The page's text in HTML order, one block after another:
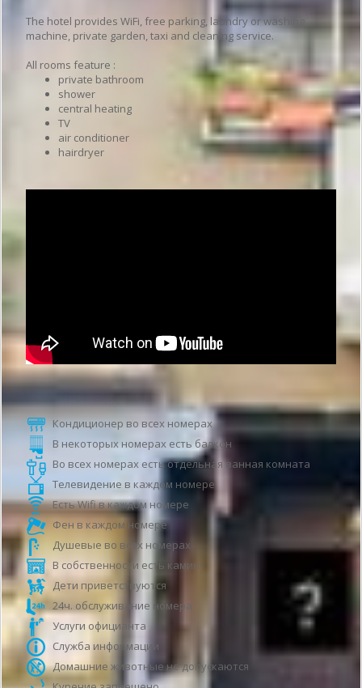
The hotel provides WiFi, free parking, laundry or washing
machine, private garden, taxi and cleaning service.
All rooms feature :
private bathroom
shower
central heating
TV
air conditioner
hairdryer
Услуги гостиницы
Кондиционер во всех номерах
В некоторых номерах есть балкон
Во всех номерах есть отдельная ванная комната
Телевидение в каждом номере
Есть Wifi в каждом номере
Фен в каждом номере
Душевые во всех номерах
В собственности есть камин
Дети приветствуются
24ч. обслуживание номера
Услуги официанта
Служба информации
Домашние животные не допускаются